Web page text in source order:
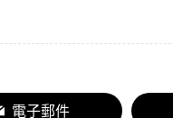
電子郵件